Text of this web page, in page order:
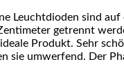
Leuchtdioden sind
getrennt
Produkt. Sehr
sie umwerfend. Der